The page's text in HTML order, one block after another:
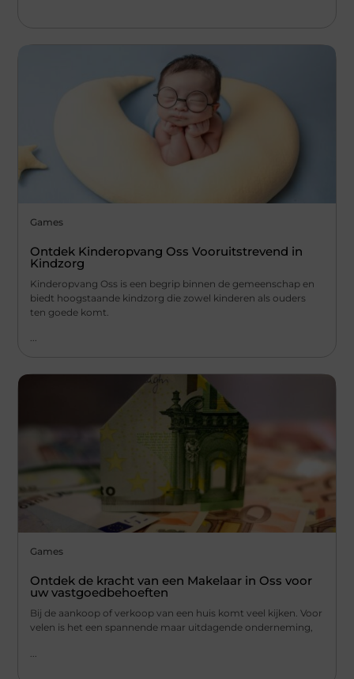
Games
Ontdek Kinderopvang Oss Vooruitstrevend in
Kindzorg
Kinderopvang Oss is een begrip binnen de gemeenschap en
biedt hoogstaande kindzorg die zowel kinderen als ouders
ten goede komt.
...
Games
Ontdek de kracht van een Makelaar in Oss voor
uw vastgoedbehoeften
Bij de aankoop of verkoop van een huis komt veel kijken. Voor
velen is het een spannende maar uitdagende onderneming,